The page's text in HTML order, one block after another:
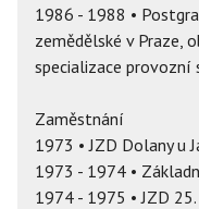
1986 - 1988 •
zemědělské v Praze,
specializace
Zaměstnání
1973 • JZD Dolany u
1973 - 1974 •
1974 - 1975 • JZD